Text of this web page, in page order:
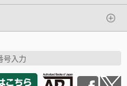
号入力